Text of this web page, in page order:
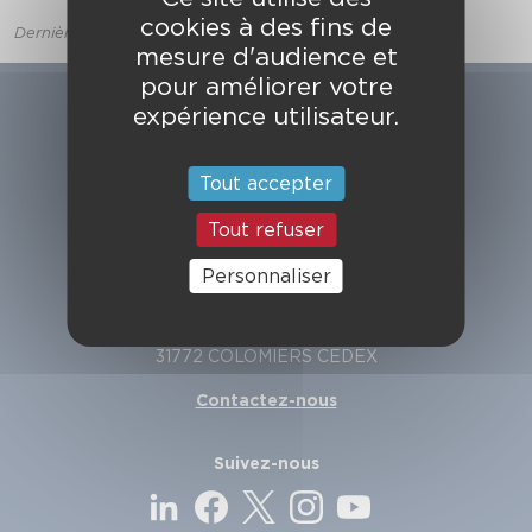
Dernière mise à jour le 15 mars 2017
SDIS de la Haute-Garonne
31772 COLOMIERS CEDEX
Contactez-nous
Suivez-nous
cookies à des fins de
mesure d'audience et
pour améliorer votre
expérience utilisateur.
Tout accepter
Tout refuser
Personnaliser